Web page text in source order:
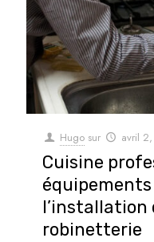
Hugo sur avril
Cuisine
l’installation
robinetterie